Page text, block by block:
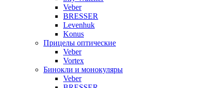
Veber
BRESSER
Levenhuk
Konus
Прицелы оптические
Veber
Vortex
Бинокли и монокуляры
Veber